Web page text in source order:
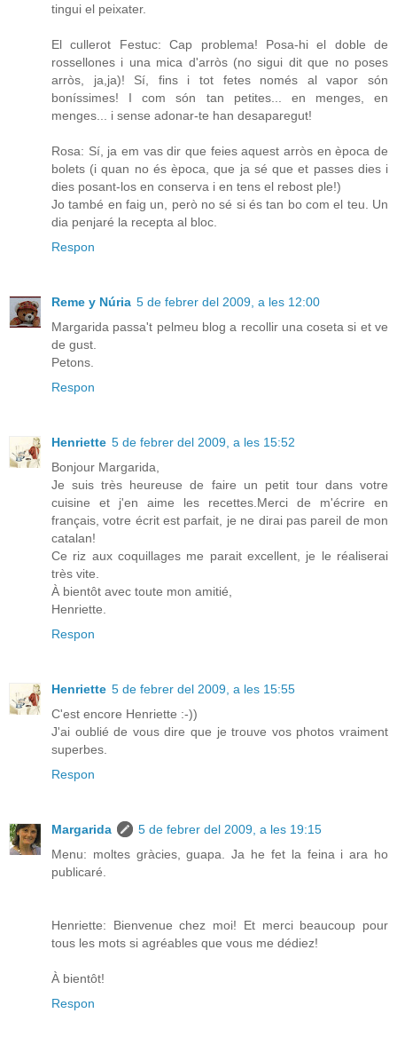
tingui el peixater.
El cullerot Festuc: Cap problema! Posa-hi el doble de
rossellones i una mica d'arròs (no sigui dit que no poses
arròs, ja,ja)! Sí, fins i tot fetes només al vapor són
boníssimes! I com són tan petites... en menges, en
menges... i sense adonar-te han desaparegut!
Rosa: Sí, ja em vas dir que feies aquest arròs en època de
bolets (i quan no és època, que ja sé que et passes dies i
dies posant-los en conserva i en tens el rebost ple!)
Jo també en faig un, però no sé si és tan bo com el teu. Un
dia penjaré la recepta al bloc.
Respon
Reme y Núria 5 de febrer del 2009, a les 12:00
Margarida passa't pelmeu blog a recollir una coseta si et ve
de gust.
Petons.
Respon
Henriette 5 de febrer del 2009, a les 15:52
Bonjour Margarida,
Je suis très heureuse de faire un petit tour dans votre
cuisine et j'en aime les recettes.Merci de m'écrire en
français, votre écrit est parfait, je ne dirai pas pareil de mon
catalan!
Ce riz aux coquillages me parait excellent, je le réaliserai
très vite.
À bientôt avec toute mon amitié,
Henriette.
Respon
Henriette 5 de febrer del 2009, a les 15:55
C'est encore Henriette :-))
J'ai oublié de vous dire que je trouve vos photos vraiment
superbes.
Respon
Margarida
5 de febrer del 2009, a les 19:15
Menu: moltes gràcies, guapa. Ja he fet la feina i ara ho
publicaré.
Henriette: Bienvenue chez moi! Et merci beaucoup pour
tous les mots si agréables que vous me dédiez!
À bientôt!
Respon